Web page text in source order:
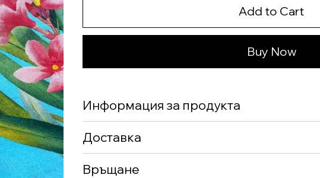
Add to Cart
Buy Now
Информация за продукта
Доставка
Връщане